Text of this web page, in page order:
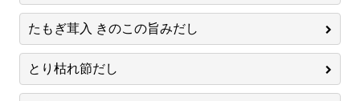
たもぎ茸入 きのこの旨みだし
とり枯れ節だし